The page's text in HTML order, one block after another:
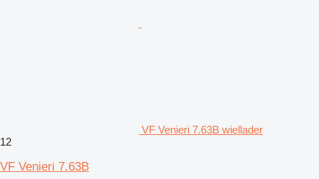
VF Venieri 7.63B wiellader
12
VF Venieri 7.63B